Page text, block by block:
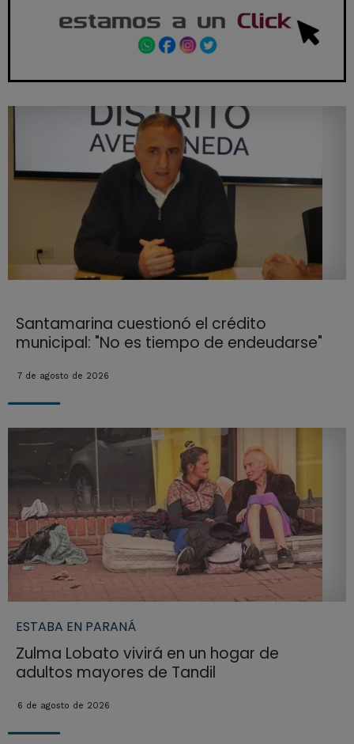
Santamarina cuestionó el crédito
municipal: "No es tiempo de endeudarse"
7 de agosto de 2026
ESTABA EN PARANÁ
Zulma Lobato vivirá en un hogar de
adultos mayores de Tandil
6 de agosto de 2026